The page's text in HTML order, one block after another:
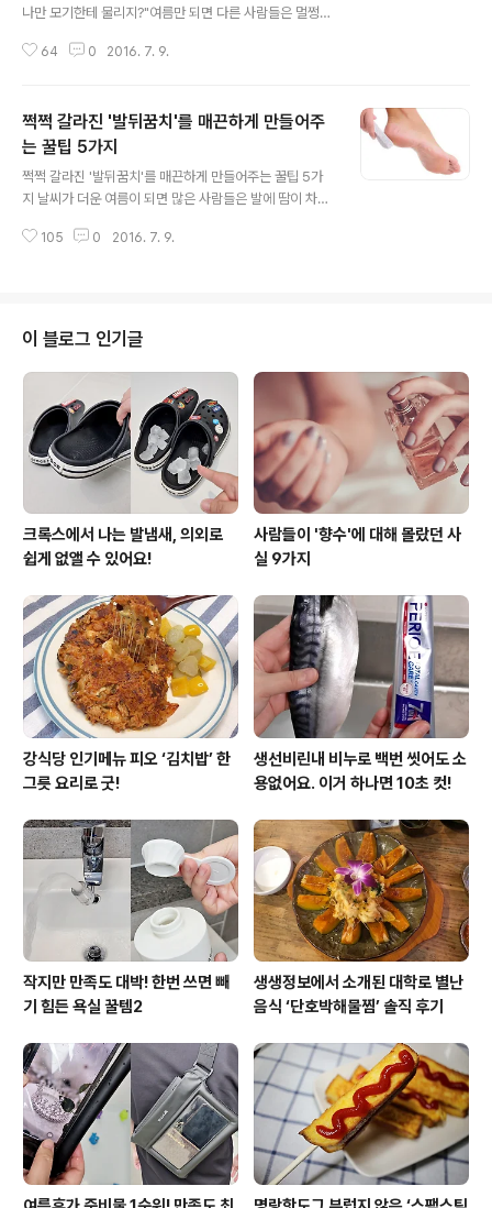
나만 모기한테 물리지?"여름만 되면 다른 사람들은 멀쩡한
요.평소 잘 안 씻는 것도 아니고 매일 저녁마다 꼬박꼬박 샤
데요.아래 소개하는 6가지 사항을 확인해보시고 올 여름
모기로부터 소중한 내 몸을 지켜주세요^^ 1. 땀을 많이 흘
린다모기는 땀이 마르면서 그 속에 있는 '박테리아'의 냄새
를 맡고 몰린다.따라서 땀을 많이 흘린다면 모기에 몰릴 수
밖에 없다. 2. 저녁에 외출하는 것을 좋아한다모기는 주로
습도와 온도의 균형이 적절한 오후에 활동한다.만약 당신
64 0 2016. 7. 9.
쩍쩍 갈라진 '발뒤꿈치'를 매끈하게 만들어주
는 꿀팁 5가지
쩍쩍 갈라진 '발뒤꿈치'를 매끈하게 만들어주는 꿀팁 5가
지 날씨가 더운 여름이 되면 많은 사람들은 발에 땀이 차는
을 드러낸채 신어야 하는 샌들은 봄, 겨울동안 감춰왔던 쩍
효과가 일어난다고 하네요.아래 나열된 5가지 방법을 직접
실천해본뒤 매끄러운 발뒤꿈치로 탈바꿈해 올 여름 당당하
게 샌들을 신어보세요! 1. 레몬 주스에 발 담그기레몬 추출
물은 죽은 피부를 제거하는데 도움을 주기 때문에 각질 제
거에 효과적이다.따라서 레몬 주스에 약 10분간 발을 담근
뒤 발뒤꿈치를 문질러 각질을 제거한다. ..
105 0 2016. 7. 9.
이 블로그 인기글
크록스에서 나는 발냄새, 의외로
쉽게 없앨 수 있어요!
사람들이 '향수'에 대해 몰랐던 사
실 9가지
강식당 인기메뉴 피오 ‘김치밥’ 한
그릇 요리로 굿!
생선비린내 비누로 백번 씻어도 소
용없어요. 이거 하나면 10초 컷!
작지만 만족도 대박! 한번 쓰면 빼
기 힘든 욕실 꿀템2
생생정보에서 소개된 대학로 별난
음식 ‘단호박해물찜’ 솔직 후기